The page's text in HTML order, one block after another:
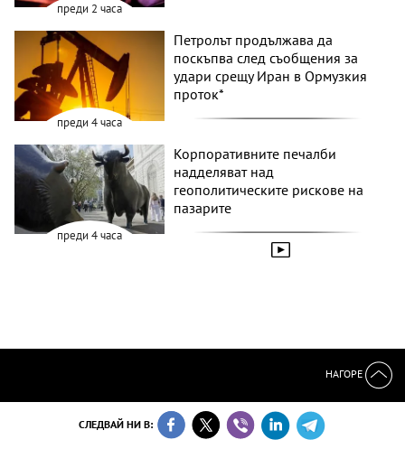
преди 2 часа
преди 4 часа
Петролът продължава да
поскъпва след съобщения за
удари срещу Иран в Ормузкия
проток*
преди 4 часа
Корпоративните печалби
надделяват над
геополитическите рискове на
пазарите
НАГОРЕ
СЛЕДВАЙ НИ В: